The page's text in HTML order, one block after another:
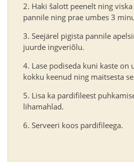
Haki šalott peenelt ning
pannile ning prae umbes 3
Seejärel pigista pannile
juurde ingveriõlu.
Lase podiseda kuni kaste on
kokku keenud ning maitsesta
Lisa ka pardifileest
lihamahlad.
Serveeri koos pardifileega.